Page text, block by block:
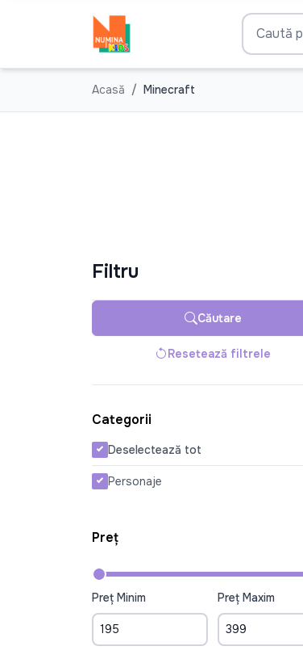
Acasă Minecraft
Filtru
Căutare
Resetează filtrele
Categorii
Deselectează tot
Personaje
Preț
Preț Minim Preț Maxim